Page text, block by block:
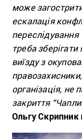
може
ескалація
треба
виїзду з
організація, не
закриття
Ольгу Скрипник